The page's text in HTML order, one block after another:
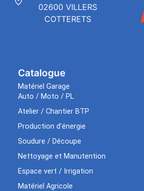
Catalogue
Matériel Garage
Auto / Moto / PL
Atelier / Chantier BTP
Production d’énergie
Soudure / Découpe
Nettoyage et Manutention
Espace vert / Irrigation
Matériel Agricole
02600 VILLERS
COTTERETS